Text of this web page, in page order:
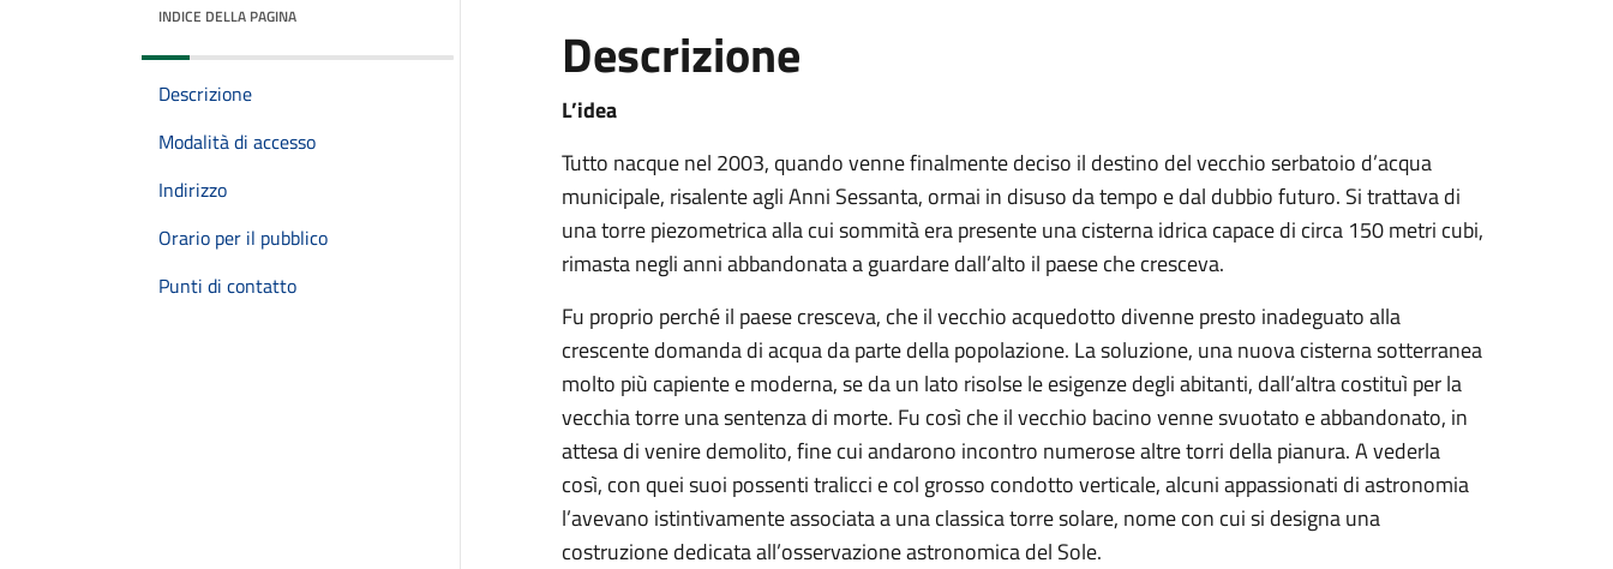
INDICE DELLA PAGINA
Descrizione
Modalità di accesso
Indirizzo
Orario per il pubblico
Punti di contatto
Descrizione
L’idea
Tutto nacque nel 2003, quando venne finalmente deciso il destino del vecchio serbatoio d’acqua
municipale, risalente agli Anni Sessanta, ormai in disuso da tempo e dal dubbio futuro. Si trattava di
una torre piezometrica alla cui sommità era presente una cisterna idrica capace di circa 150 metri cubi,
rimasta negli anni abbandonata a guardare dall’alto il paese che cresceva.
Fu proprio perché il paese cresceva, che il vecchio acquedotto divenne presto inadeguato alla
crescente domanda di acqua da parte della popolazione. La soluzione, una nuova cisterna sotterranea
molto più capiente e moderna, se da un lato risolse le esigenze degli abitanti, dall’altra costituì per la
vecchia torre una sentenza di morte. Fu così che il vecchio bacino venne svuotato e abbandonato, in
attesa di venire demolito, fine cui andarono incontro numerose altre torri della pianura. A vederla
così, con quei suoi possenti tralicci e col grosso condotto verticale, alcuni appassionati di astronomia
l’avevano istintivamente associata a una classica torre solare, nome con cui si designa una
costruzione dedicata all’osservazione astronomica del Sole.